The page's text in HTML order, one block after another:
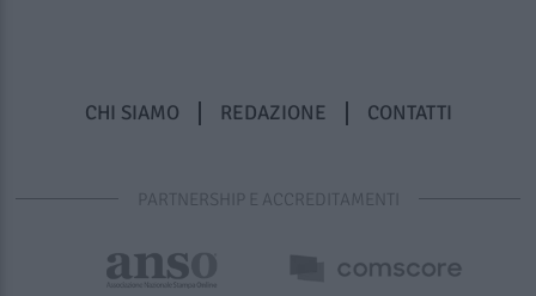
CHI SIAMO REDAZIONE CONTATTI
PARTNERSHIP E ACCREDITAMENTI